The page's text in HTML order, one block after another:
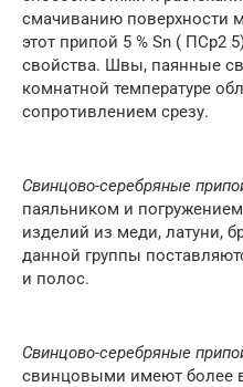
смачиванию поверхности
этот припой 5 % Sn ( ПСр2
свойства. Швы, паянные
комнатной температуре
сопротивлением срезу.
Свинцово-серебряные
паяльником и
изделий из меди, латуни,
данной группы
и полос.
Свинцово-серебряные
свинцовыми имеют более